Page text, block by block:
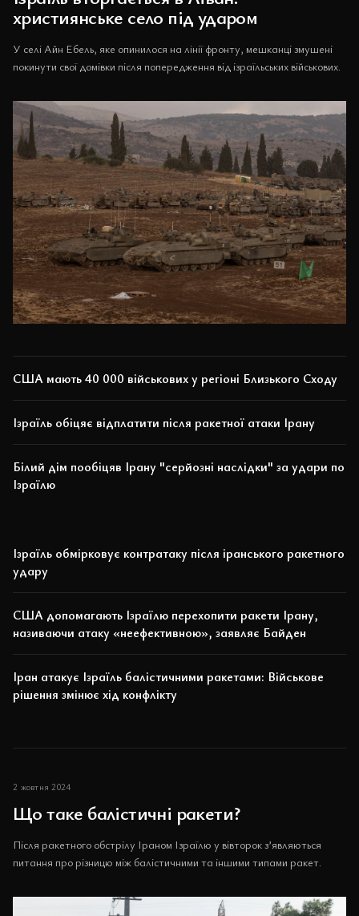
християнське село під ударом
У селі Айн Ебель, яке опинилося на лінії фронту, мешканці змушені
покинути свої домівки після попередження від ізраїльських військових.
США мають 40 000 військових у регіоні Близького Сходу
Ізраїль обіцяє відплатити після ракетної атаки Ірану
Білий дім пообіцяв Ірану "серйозні наслідки" за удари по
Ізраїлю
Ізраїль обмірковує контратаку після іранського ракетного
удару
США допомагають Ізраїлю перехопити ракети Ірану,
називаючи атаку «неефективною», заявляє Байден
Іран атакує Ізраїль балістичними ракетами: Військове
рішення змінює хід конфлікту
2 жовтня 2024
Що таке балістичні ракети?
Після ракетного обстрілу Іраном Ізраїлю у вівторок з’являються
питання про різницю між балістичними та іншими типами ракет.